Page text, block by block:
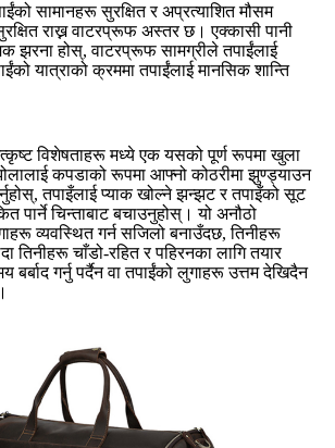
सामानहरू सुरक्षित र अप्रत्याशित मौसम
राख्न वाटरप्रूफ अस्तर छ। एक्कासी पानी
झरना होस्, वाटरप्रूफ सामग्रीले तपाईंलाई
यात्राको क्रममा तपाईंलाई मानसिक शान्ति
विशेषताहरू मध्ये एक यसको पूर्ण रूपमा खुला
कपडाको रूपमा आफ्नो कोठरीमा झुण्ड्याउन
तपाइँलाई प्याक खोल्ने झन्झट र तपाइँको सूट
पार्ने चिन्ताबाट बचाउनुहोस्। यो अनौठो
व्यवस्थित गर्न सजिलो बनाउँदछ, तिनीहरू
तिनीहरू चाँडो-रहित र पहिरनका लागि तयार
बर्बाद गर्नु पर्दैन वा तपाईंको लुगाहरू उत्तम देखिदैन